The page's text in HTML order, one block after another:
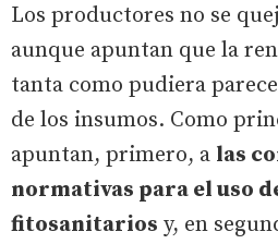
Los productores no se
aunque apuntan que la
tanta como pudiera
de los insumos. Como
apuntan, primero, a las
normativas para el uso
fitosanitarios y, en